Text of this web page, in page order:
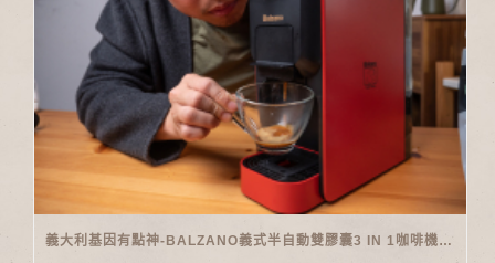
義大利基因有點神-BALZANO義式半自動雙膠囊3 IN 1咖啡機開箱